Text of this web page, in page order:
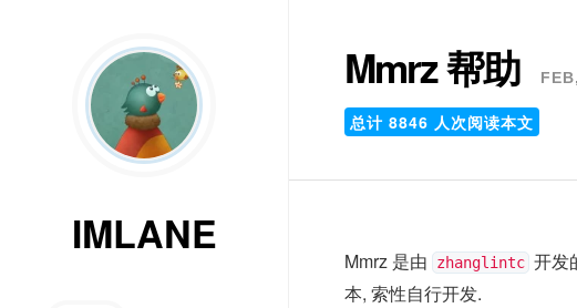
IMLANE
Mmrz 帮助
总计 8846 人次阅读本文
Mmrz 是由 zhanglintc 开发
本, 索性自行开发.